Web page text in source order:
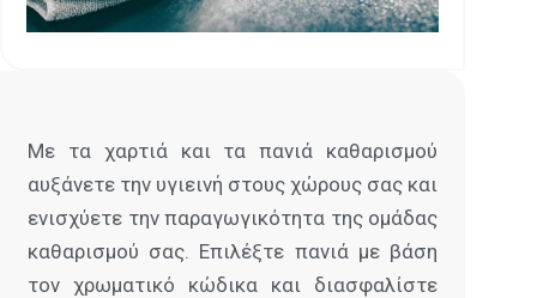
Με τα χαρτιά και τα πανιά καθαρισμού
αυξάνετε την υγιεινή στους χώρους σας και
ενισχύετε την παραγωγικότητα της ομάδας
καθαρισμού σας. Επιλέξτε πανιά με βάση
τον χρωματικό κώδικα και διασφαλίστε